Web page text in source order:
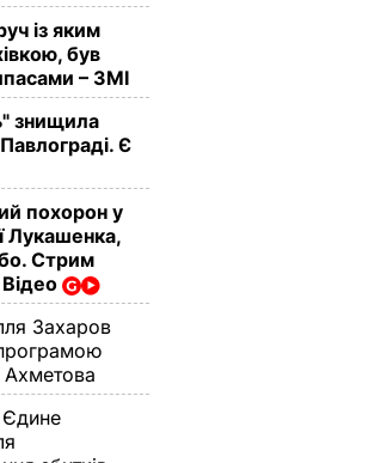
екс-
із яким
був
– ЗМІ
знищила
Є
похорон у
Лукашенка,
Стрим
Захаров
Єдине